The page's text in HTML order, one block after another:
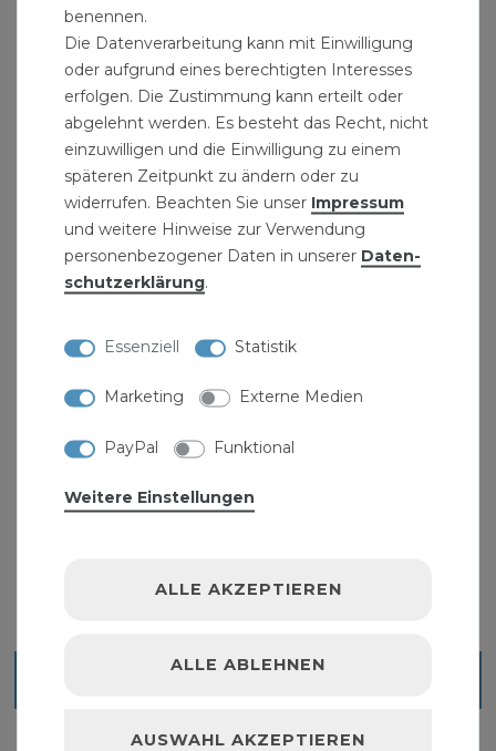
Stapelarmaturen, je nach Lagerbestand können
Abbildungen (z.B.Aluminium-Hebel oder Stahl-
Hebel) abweichen, die Funktion und Haltbarkeit
wird dadurch nicht beeinträchtigt.
Lieferumfang: Absperrventil 1/2 Zoll DN15
Schrägsitzventil Messing für Wasser
ZOLL in MM: 1/4 Zoll = 13,5 mm, 3/8 Zoll = 17 mm,
1/2 Zoll = 21 mm, 3/4 Zoll = 26,5 mm, 1 Zoll = 33,3
mm, 1 1/4 Zoll = 42 mm, 1 1/2 Zoll = 48 mm, 2 Zoll =
>Ventile und eine
benennen.
Die Datenverarbeitung kann mit Einwilligung
oder aufgrund eines berechtigten Interesses
erfolgen. Die Zustimmung kann erteilt oder
abgelehnt werden. Es besteht das Recht, nicht
einzuwilligen und die Einwilligung zu einem
späteren Zeitpunkt zu ändern oder zu
widerrufen. Beachten Sie unser Impressum
und weitere Hinweise zur Verwendung
personenbezogener Daten in unserer Daten­
schutz­erklärung.
Essenziell Statistik
Marketing Externe Medien
PayPal Funktional
Weitere Einstellungen
ALLE AKZEPTIEREN
ALLE ABLEHNEN
AUSWAHL AKZEPTIEREN